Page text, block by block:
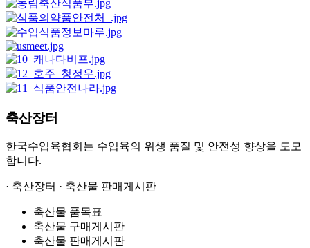
축산장터
한국수입육협회는 수입육의 위생 품질 및 안전성 향상을 도모
합니다.
· 축산장터 · 축산물 판매게시판
축산물 품목표
축산물 구매게시판
축산물 판매게시판